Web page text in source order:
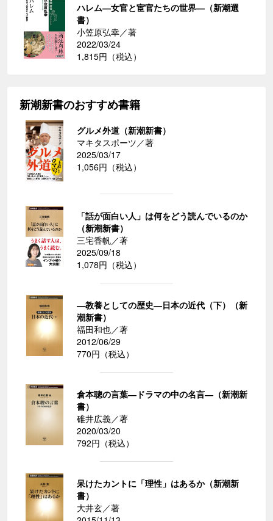
ハレム―女官と宦官たちの世界―（新潮選
書）
小笠原弘幸／著
2022/03/24
1,815円（税込）
新潮新書のおすすめ書籍
グルメ外道（新潮新書）
マキタスポーツ／著
2025/03/17
1,056円（税込）
「話が面白い人」は何をどう読んでいるのか
（新潮新書）
三宅香帆／著
2025/09/18
1,078円（税込）
―教養としての歴史―日本の近代（下）（新
潮新書）
福田和也／著
2012/06/29
770円（税込）
倉本聰の言葉―ドラマの中の名言―（新潮新
書）
碓井広義／著
2020/03/20
792円（税込）
呆けたカントに「理性」はあるか（新潮新
書）
大井玄／著